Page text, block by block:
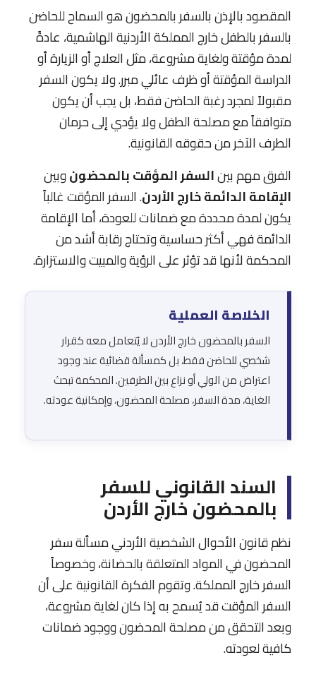
المقصود بالإذن بالسفر بالمحضون هو السماح للحاضن
بالسفر بالطفل خارج المملكة الأردنية الهاشمية، عادةً
لمدة مؤقتة ولغاية مشروعة، مثل العلاج أو الزيارة أو
الدراسة المؤقتة أو ظرف عائلي مبرر. ولا يكون السفر
مقبولاً لمجرد رغبة الحاضن فقط، بل يجب أن يكون
متوافقاً مع مصلحة الطفل ولا يؤدي إلى حرمان
الطرف الآخر من حقوقه القانونية.
الفرق مهم بينالسفر المؤقت بالمحضونوبين
الإقامة الدائمة خارج الأردن. السفر المؤقت غالباً
يكون لمدة محددة مع ضمانات للعودة، أما الإقامة
الدائمة فهي أكثر حساسية وتحتاج رقابة أشد من
المحكمة لأنها قد تؤثر على الرؤية والمبيت والاستزارة.
الخلاصة العملية
السفر بالمحضون خارج الأردن لا يُتعامل معه كقرار
شخصي للحاضن فقط، بل كمسألة قضائية عند وجود
اعتراض من الولي أو نزاع بين الطرفين. المحكمة تبحث
الغاية، مدة السفر، مصلحة المحضون، وإمكانية عودته.
السند القانوني للسفر
بالمحضون خارج الأردن
نظم قانون الأحوال الشخصية الأردني مسألة سفر
المحضون في المواد المتعلقة بالحضانة، وخصوصاً
السفر خارج المملكة. وتقوم الفكرة القانونية على أن
السفر المؤقت قد يُسمح به إذا كان لغاية مشروعة،
وبعد التحقق من مصلحة المحضون ووجود ضمانات
كافية لعودته.